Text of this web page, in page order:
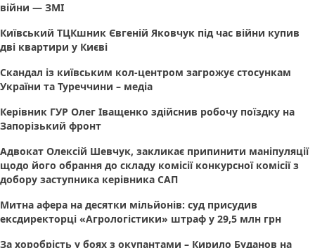
війни — ЗМІ
Київський ТЦКшник Євгеній Яковчук під час війни купив
дві квартири у Києві
Скандал із київським кол-центром загрожує стосункам
України та Туреччини – медіа
Керівник ГУР Олег Іващенко здійснив робочу поїздку на
Запорізький фронт
Адвокат Олексій Шевчук, закликає припинити маніпуляції
щодо його обрання до складу комісії конкурсної комісії з
добору заступника керівника САП
Митна афера на десятки мільйонів: суд присудив
ексдиректорці «Агрологістики» штраф у 29,5 млн грн
За хоробрість у боях з окупантами – Кирило Буданов на